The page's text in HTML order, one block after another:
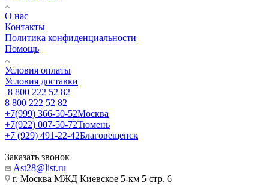
О нас
Контакты
Политика конфиденциальности
Помощь
Условия оплаты
Условия доставки
8 800 222 52 82
8 800 222 52 82
+7(999) 366-50-52Москва
+7(922) 007-50-72Тюмень
+7 (929) 491-22-42Благовещенск
Заказать звонок
Ast28@list.ru
г. Москва МЖД Киевское 5-км 5 стр. 6